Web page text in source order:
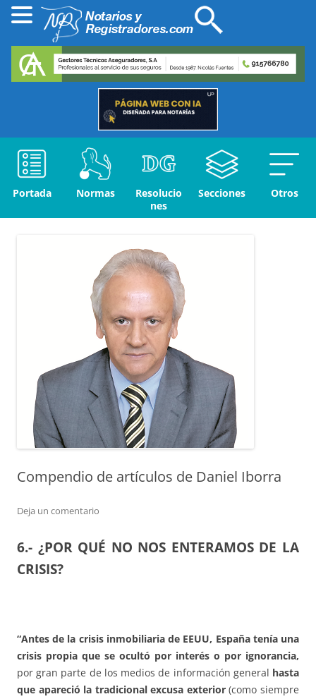
Portada Normas
Resolucio
nes
Secciones Otros
Compendio de artículos de Daniel Iborra
Deja un comentario
6.- ¿POR QUÉ NO NOS ENTERAMOS DE LA
CRISIS?
“Antes de la crisis inmobiliaria de EEUU, España tenía una
crisis propia que se ocultó por interés o por ignorancia,
por gran parte de los medios de información general hasta
que apareció la tradicional excusa exterior(como siempre